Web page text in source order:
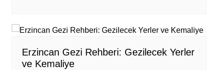
Erzincan Gezi Rehberi: Gezilecek Yerler
ve Kemaliye